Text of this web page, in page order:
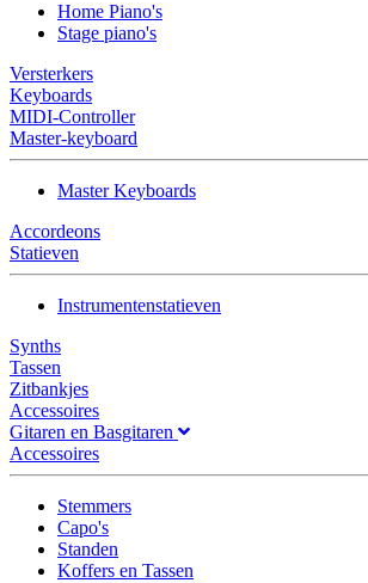
Home Piano's
Stage piano's
Versterkers
Keyboards
MIDI-Controller
Master-keyboard
Master Keyboards
Accordeons
Statieven
Instrumentenstatieven
Synths
Tassen
Zitbankjes
Accessoires
Gitaren en Basgitaren
Accessoires
Stemmers
Capo's
Standen
Koffers en Tassen